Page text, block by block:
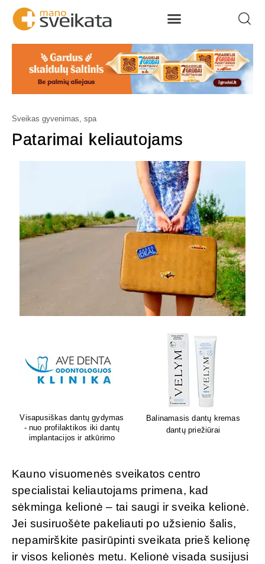
Sveikas gyvenimas, spa
Patarimai keliautojams
Sėdėk geriau. Jauskis geriau
Lion's mane grybų papildai
smegenų veiklai
Kauno visuomenės sveikatos centro
specialistai keliautojams primena, kad
sėkminga kelionė – tai saugi ir sveika kelionė.
Jei susiruošėte pakeliauti po užsienio šalis,
nepamirškite pasirūpinti sveikata prieš kelionę
ir visos kelionės metu. Kelionė visada susijusi